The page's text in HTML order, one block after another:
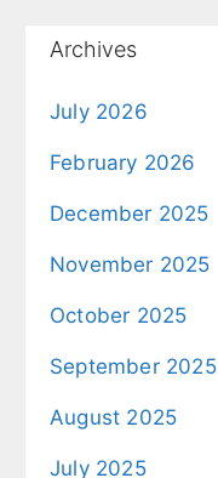
Archives
July 2026
February 2026
December 2025
November 2025
October 2025
September 2025
August 2025
July 2025